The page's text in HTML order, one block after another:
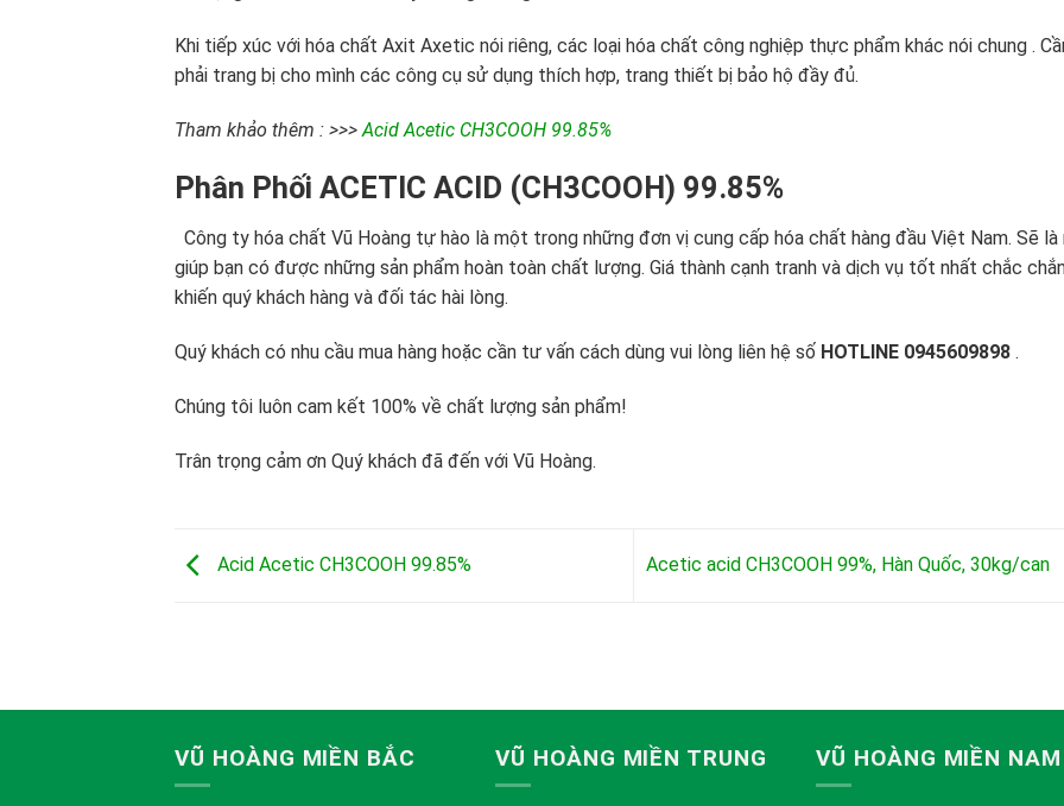
Khi tiếp xúc với hóa chất Axit Axetic nói riêng, các loại hóa chất công nghiệp thực phẩm khác nói chung .
phải trang bị cho mình các công cụ sử dụng thích hợp, trang thiết bị bảo hộ đầy đủ.
Tham khảo thêm : >>> Acid Acetic CH3COOH 99.85%
Phân Phối ACETIC ACID (CH3COOH) 99.85%
Công ty hóa chất Vũ Hoàng tự hào là một trong những đơn vị cung cấp hóa chất hàng đầu Việt Nam. Sẽ là
giúp bạn có được những sản phẩm hoàn toàn chất lượng. Giá thành cạnh tranh và dịch vụ tốt nhất chắc
khiến quý khách hàng và đối tác hài lòng.
Quý khách có nhu cầu mua hàng hoặc cần tư vấn cách dùng vui lòng liên hệ số HOTLINE 0945609898 .
Chúng tôi luôn cam kết 100% về chất lượng sản phẩm!
Trân trọng cảm ơn Quý khách đã đến với Vũ Hoàng.
Acid Acetic CH3COOH 99.85% Acetic acid CH3COOH 99%, Hàn Quốc, 30kg/can
VŨ HOÀNG MIỀN BẮC VŨ HOÀNG MIỀN TRUNG VŨ HOÀNG MIỀN NAM